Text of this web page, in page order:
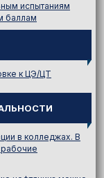
испытаниям
баллам
к ЦЭ/ЦТ
в колледжах. В
рабочие